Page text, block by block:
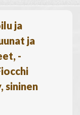
ja
ja
-
sininen